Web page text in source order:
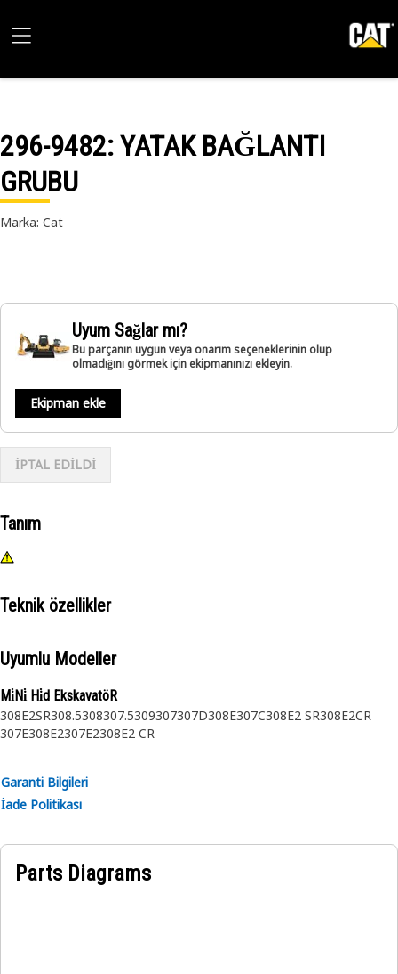
296-9482: YATAK BAĞLANTI
GRUBU
Marka: Cat
Uyum Sağlar mı?
Bu parçanın uygun veya onarım seçeneklerinin olup
olmadığını görmek için ekipmanınızı ekleyin.
Ekipman ekle
İPTAL EDİLDİ
Tanım
Teknik özellikler
Uyumlu Modeller
Mi̇Ni̇ Hi̇d EkskavatöR
308E2SR308.5308307.5309307307D308E307C308E2 SR308E2CR
307E308E2307E2308E2 CR
Garanti Bilgileri
İade Politikası
Parts Diagrams